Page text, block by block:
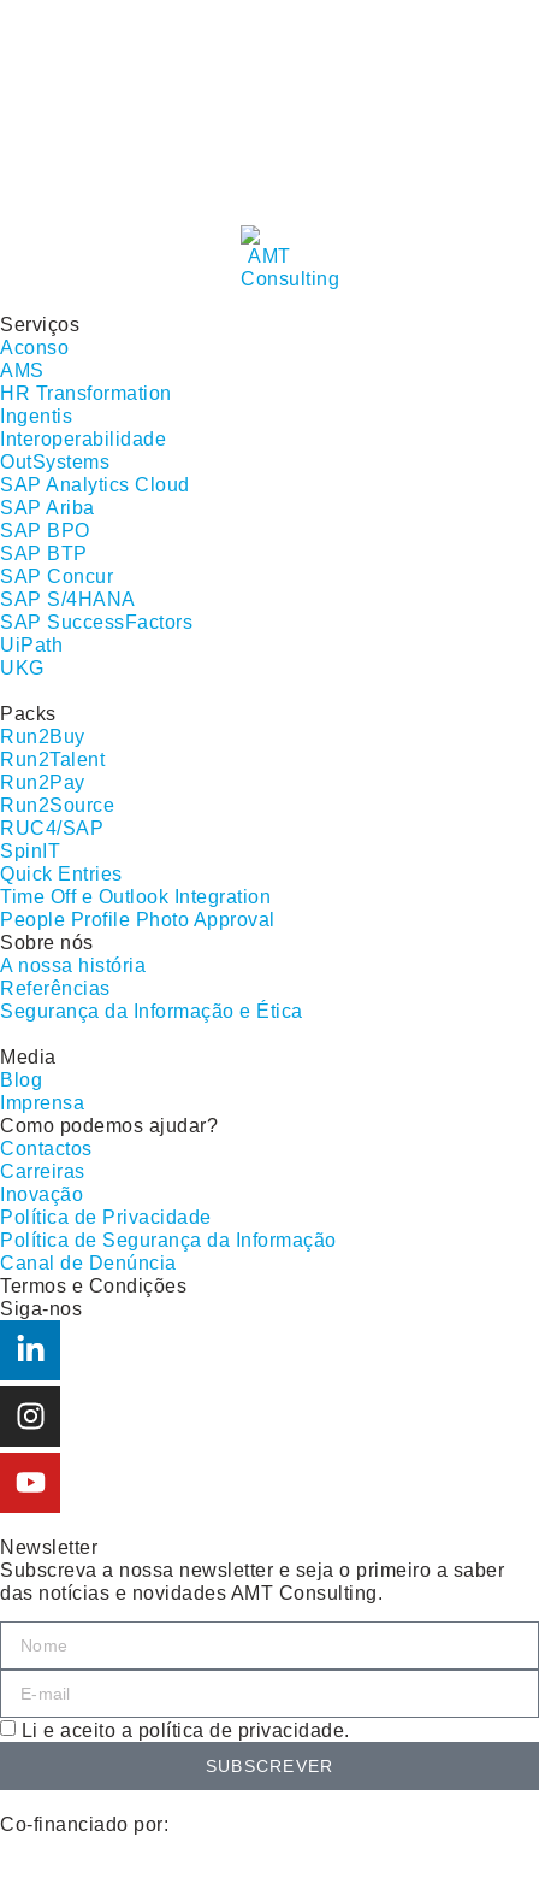
Serviços
Aconso
AMS
HR Transformation
Ingentis
Interoperabilidade
OutSystems
SAP Analytics Cloud
SAP Ariba
SAP BPO
SAP BTP
SAP Concur
SAP S/4HANA
SAP SuccessFactors
UiPath
UKG
Packs
Run2Buy
Run2Talent
Run2Pay
Run2Source
RUC4/SAP
SpinIT
Quick Entries
Time Off e Outlook Integration
People Profile Photo Approval
Sobre nós
A nossa história
Referências
Segurança da Informação e Ética
Media
Blog
Imprensa
Como podemos ajudar?
Contactos
Carreiras
Inovação
Política de Privacidade
Política de Segurança da Informação
Canal de Denúncia
Termos e Condições
Siga-nos
Newsletter
Subscreva a nossa newsletter e seja o primeiro a saber
das notícias e novidades AMT Consulting.
Li e aceito a política de privacidade.
SUBSCREVER
Co-financiado por: